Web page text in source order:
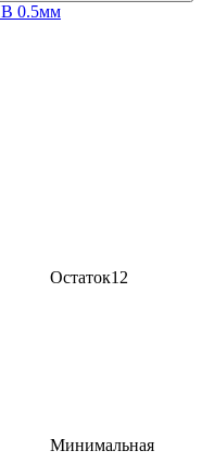
0.5мм
Остаток12
Минимальная